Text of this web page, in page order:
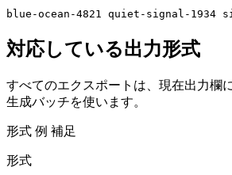
blue-ocean-4821 quiet-signal-1934
対応している出力形式
すべてのエクスポートは、現在出力欄
生成バッチを使います。
形式 例 補足
形式